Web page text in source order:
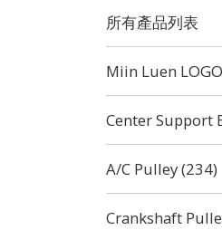
所有產品列表
Miin Luen
Center Support
A/C Pulley (234)
Crankshaft